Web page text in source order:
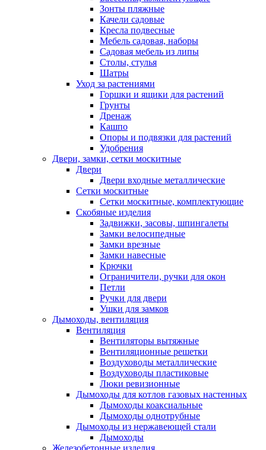
Зонты пляжные
Качели садовые
Кресла подвесные
Мебель садовая, наборы
Садовая мебель из липы
Столы, стулья
Шатры
Уход за растениями
Горшки и ящики для растений
Грунты
Дренаж
Кашпо
Опоры и подвязки для растений
Удобрения
Двери, замки, сетки москитные
Двери
Двери входные металлические
Сетки москитные
Сетки москитные, комплектующие
Скобяные изделия
Задвижки, засовы, шпингалеты
Замки велосипедные
Замки врезные
Замки навесные
Крючки
Ограничители, ручки для окон
Петли
Ручки для двери
Ушки для замков
Дымоходы, вентиляция
Вентиляция
Вентиляторы вытяжные
Вентиляционные решетки
Воздуховоды металлические
Воздуховоды пластиковые
Люки ревизионные
Дымоходы для котлов газовых настенных
Дымоходы коаксиальные
Дымоходы однотрубные
Дымоходы из нержавеющей стали
Дымоходы
Железобетонные изделия